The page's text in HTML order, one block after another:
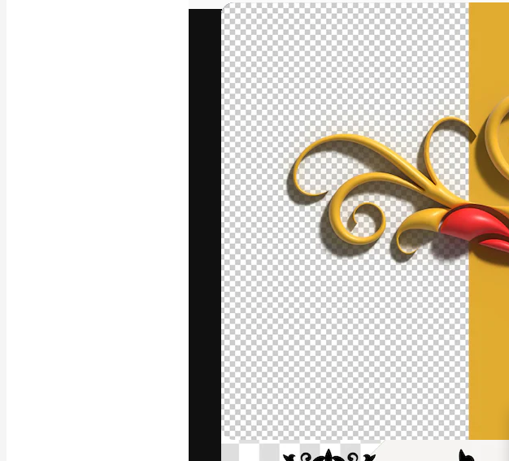
Videot
Videomateriaali
Liikegrafiikka
Videopohjat
Kuvakkeet
3D mallit
Fontit
Luova alusta parhaiden töidesi
toteuttamiseen. Yli miljoona tilaajaa
luovien alojen ammattilaisten, yritysten,
toimistojen ja studioiden joukossa.
Suomi